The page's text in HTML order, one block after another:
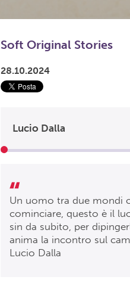
Soft Original Stories
28.10.2024
Lucio Dalla
Un uomo tra due mondi
cominciare, questo è il
sin da subito, per
anima la incontro sul
Lucio Dalla